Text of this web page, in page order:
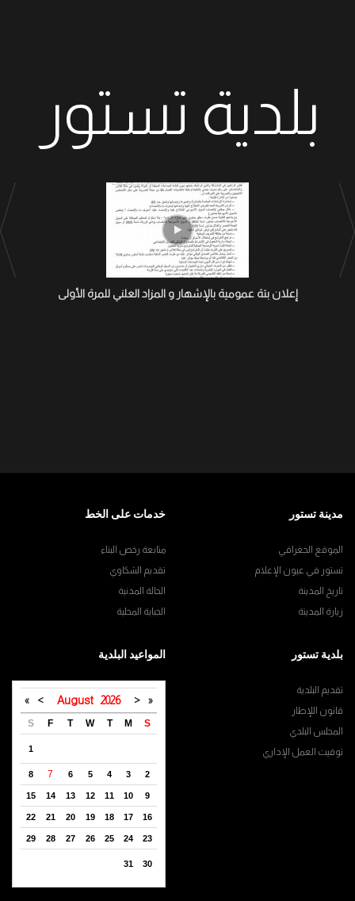
بلدية تستور
إعلان بتة عمومية بالإشهار و المزاد العلني للمرة الأولى
مدينة تستور
الموقع الجغرافي
تستور في عيون الإعلام
تاريخ المدينة
زيارة المدينة
خدمات على الخط
متابعة رخص البناء
تقديم الشكاوي
الحالة المدنية
الجباية المحلية
بلدية تستور
تقديم البلدية
قانون اللإطار
المجلس البلدي
توقيت العمل الإداري
المواعيد البلدية
«
<
August 2026
>
»
S
M
T
W
T
F
S
1
2
3
4
5
6
7
8
9
10
11
12
13
14
15
16
17
18
19
20
21
22
23
24
25
26
27
28
29
30
31